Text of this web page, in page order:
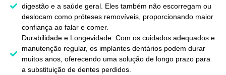
digestão e a saúde geral. Eles também não escorregam ou
deslocam como próteses removíveis, proporcionando maior
confiança ao falar e comer.
Durabilidade e Longevidade: Com os cuidados adequados e
manutenção regular, os implantes dentários podem durar
muitos anos, oferecendo uma solução de longo prazo para
a substituição de dentes perdidos.